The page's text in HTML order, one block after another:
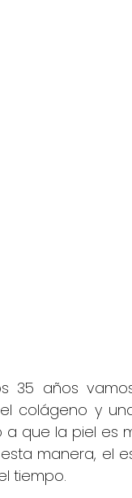
35 años
colágeno y
a que la piel es
manera, el
tiempo.